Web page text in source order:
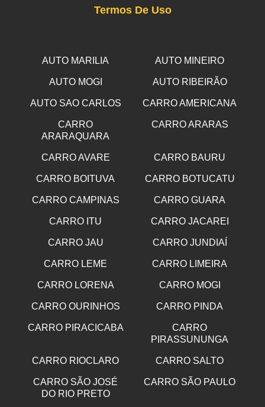
Termos De Uso
AUTO MARILIA AUTO MINEIRO
AUTO MOGI AUTO RIBEIRÃO
AUTO SAO CARLOS CARRO AMERICANA
CARRO
ARARAQUARA
CARRO ARARAS
CARRO AVARE CARRO BAURU
CARRO BOITUVA CARRO BOTUCATU
CARRO CAMPINAS CARRO GUARA
CARRO ITU CARRO JACAREI
CARRO JAU CARRO JUNDIAÍ
CARRO LEME CARRO LIMEIRA
CARRO LORENA CARRO MOGI
CARRO OURINHOS CARRO PINDA
CARRO PIRACICABA
CARRO
PIRASSUNUNGA
CARRO RIOCLARO CARRO SALTO
CARRO SÃO JOSÉ
DO RIO PRETO
CARRO SÃO PAULO